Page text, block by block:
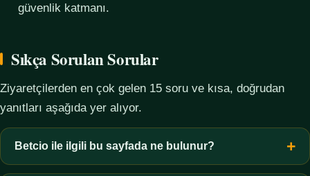
güvenlik katmanı.
Sıkça Sorulan Sorular
Ziyaretçilerden en çok gelen 15 soru ve kısa, doğrudan
yanıtları aşağıda yer alıyor.
Betcio ile ilgili bu sayfada ne bulunur?
Bu sayfada yalnızca kavramsal bilgi, terim açıklamaları, veri